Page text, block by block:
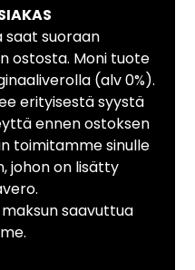
suoraan
ostosta. Moni tuote
(alv 0%).
erityisestä syystä
ennen ostoksen
toimitamme sinulle
johon on lisätty
saavuttua